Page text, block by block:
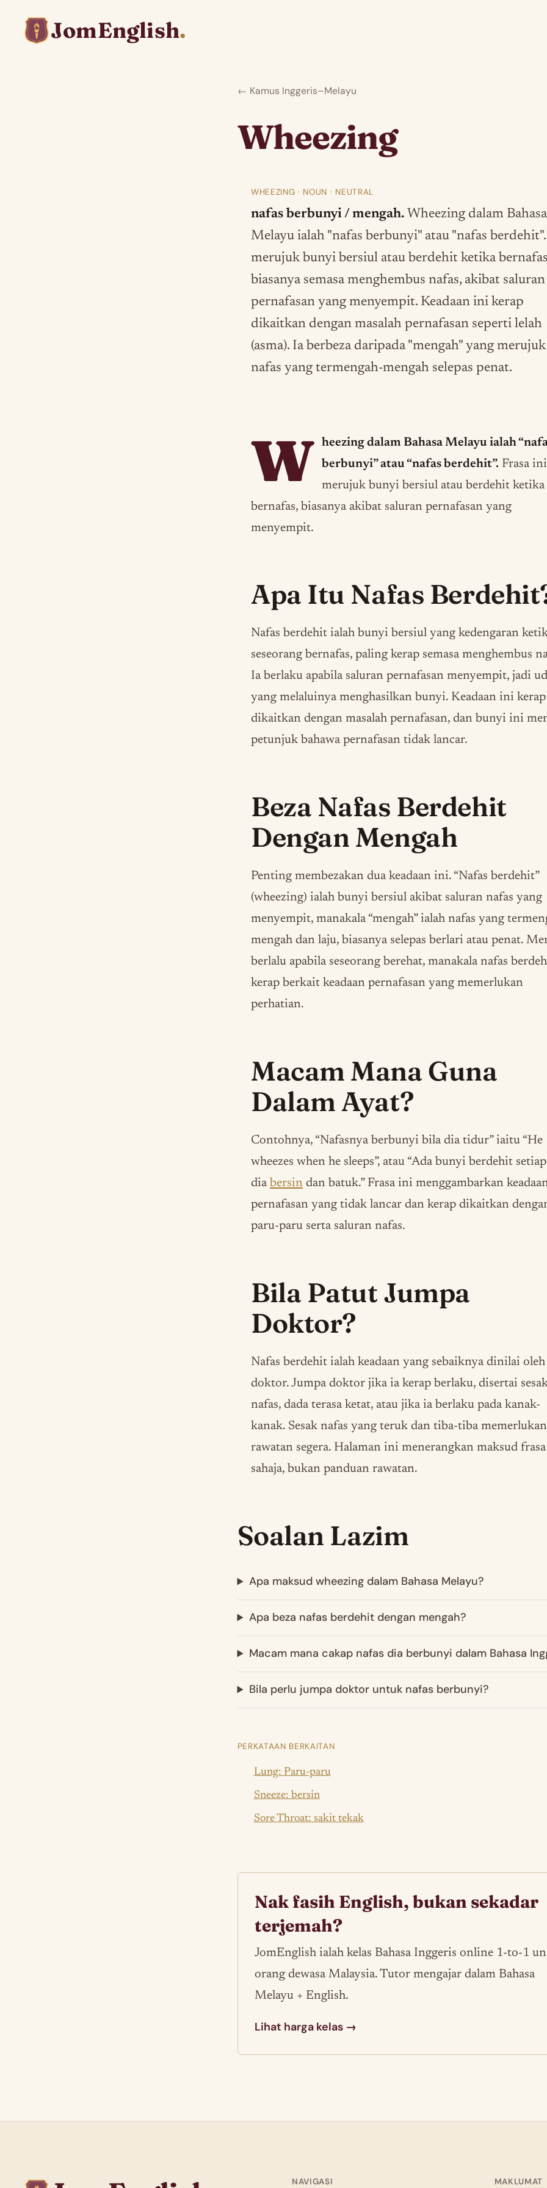
JomEnglish.
← Kamus Inggeris–Melayu
Wheezing
WHEEZING · NOUN · NEUTRAL
nafas berbunyi / mengah. Wheezing dalam Bahasa
Melayu ialah "nafas berbunyi" atau "nafas
merujuk bunyi bersiul atau berdehit ketika
biasanya semasa menghembus nafas, akibat saluran
pernafasan yang menyempit. Keadaan ini kerap
dikaitkan dengan masalah pernafasan seperti lelah
(asma). Ia berbeza daripada "mengah" yang merujuk
nafas yang termengah-mengah selepas penat.
W
heezing dalam Bahasa Melayu ialah
berbunyi” atau “nafas berdehit”. Frasa ini
merujuk bunyi bersiul atau berdehit ketika
bernafas, biasanya akibat saluran pernafasan yang
menyempit.
Apa Itu Nafas
Nafas berdehit ialah bunyi bersiul yang kedengaran
seseorang bernafas, paling kerap semasa menghembus
Ia berlaku apabila saluran pernafasan menyempit, jadi
yang melaluinya menghasilkan bunyi. Keadaan ini kerap
dikaitkan dengan masalah pernafasan, dan bunyi ini
petunjuk bahawa pernafasan tidak lancar.
Beza Nafas Berdehit
Dengan Mengah
Penting membezakan dua keadaan ini. “Nafas berdehit”
(wheezing) ialah bunyi bersiul akibat saluran nafas yang
menyempit, manakala “mengah” ialah nafas yang
mengah dan laju, biasanya selepas berlari atau penat.
berlalu apabila seseorang berehat, manakala nafas
kerap berkait keadaan pernafasan yang memerlukan
perhatian.
Macam Mana Guna
Dalam Ayat?
Contohnya, “Nafasnya berbunyi bila dia tidur” iaitu “He
wheezes when he sleeps”, atau “Ada bunyi berdehit
dia bersin dan batuk.” Frasa ini menggambarkan
pernafasan yang tidak lancar dan kerap dikaitkan
paru-paru serta saluran nafas.
Bila Patut Jumpa
Doktor?
Nafas berdehit ialah keadaan yang sebaiknya dinilai oleh
doktor. Jumpa doktor jika ia kerap berlaku, disertai
nafas, dada terasa ketat, atau jika ia berlaku pada kanak-
kanak. Sesak nafas yang teruk dan tiba-tiba memerlukan
rawatan segera. Halaman ini menerangkan maksud frasa
sahaja, bukan panduan rawatan.
Soalan Lazim
Apa maksud wheezing dalam Bahasa Melayu?
Apa beza nafas berdehit dengan mengah?
Macam mana cakap nafas dia berbunyi dalam Bahasa
Bila perlu jumpa doktor untuk nafas berbunyi?
PERKATAAN BERKAITAN
Lung: Paru-paru
Sneeze: bersin
Sore Throat: sakit tekak
Nak fasih English, bukan sekadar
terjemah?
JomEnglish ialah kelas Bahasa Inggeris online 1-to-1
orang dewasa Malaysia. Tutor mengajar dalam Bahasa
Melayu + English.
Lihat harga kelas →
NAVIGASI MAKLUMAT